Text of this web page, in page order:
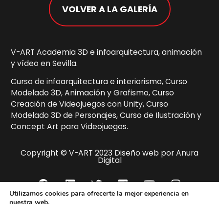
VOLVER A LA GALERÍA
V-ART Academia 3D e infoarquitectura, animación
y vídeo en Sevilla.
Curso de infoarquitectura e interiorismo, Curso
Modelado 3D, Animación y Grafismo, Curso
Creación de Videojuegos con Unity, Curso
Modelado 3D de Personajes, Curso de Ilustración y
Concept Art para Videojuegos.
Copyright © V-ART 2023 Diseño web por Anura
Digital
Utilizamos cookies para ofrecerte la mejor experiencia en